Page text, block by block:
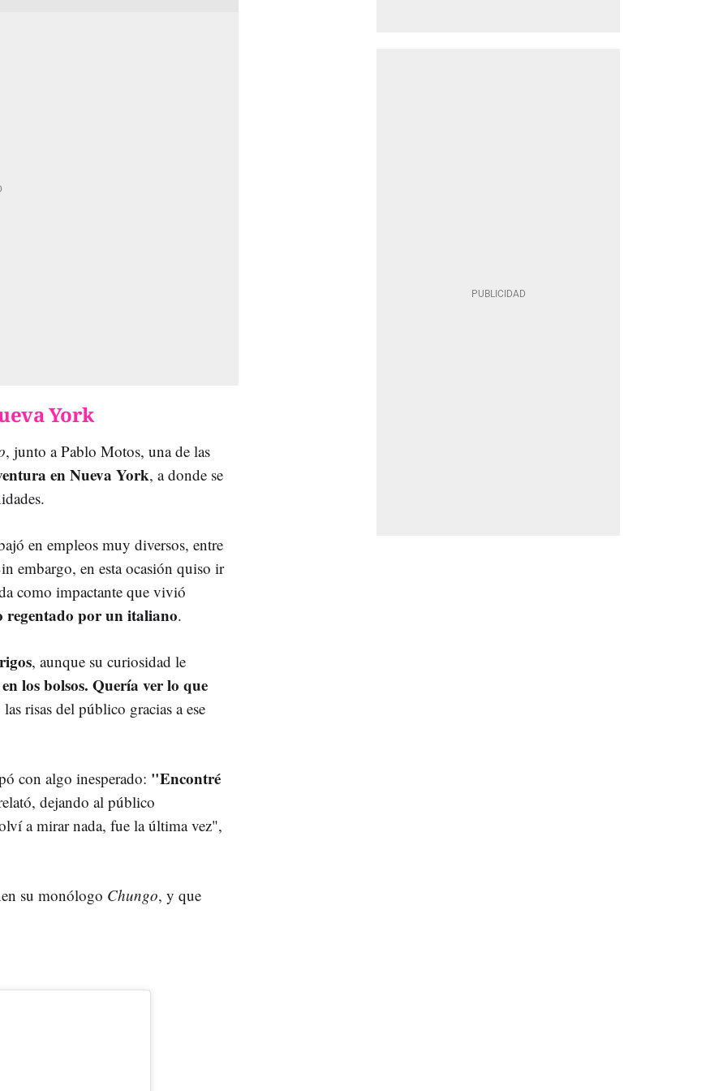
York
, junto a Pablo Motos, una de las
en Nueva York, a donde se
en empleos muy diversos, entre
embargo, en esta ocasión quiso ir
como impactante que vivió
por un italiano.
, aunque su curiosidad le
los bolsos. Quería ver lo que
risas del público gracias a ese
con algo inesperado: "Encontré
dejando al público
a mirar nada, fue la última vez",
su monólogo Chungo, y que